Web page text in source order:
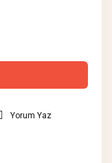
Yorum Yaz